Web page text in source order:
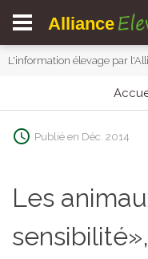
Alliance
L'information élevage par
Publié en Déc. 2014
Les